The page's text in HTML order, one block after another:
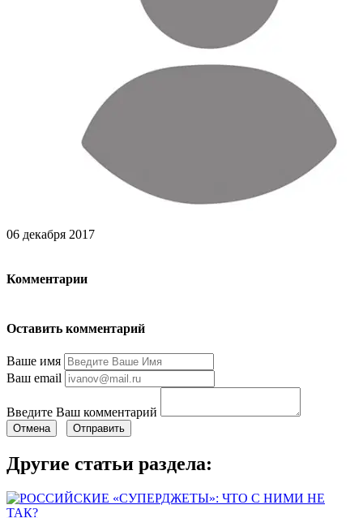
06 декабря 2017
Комментарии
Оставить комментарий
Ваше имя
Ваш email
Введите Ваш комментарий
Отмена Отправить
Другие статьи раздела: